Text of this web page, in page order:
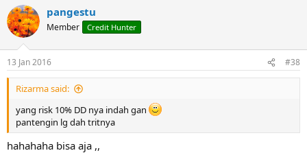
pangestu
Member Credit Hunter
13 Jan 2016 #38
Rizarma said:
yang risk 10% DD nya indah gan
pantengin lg dah tritnya
hahahaha bisa aja ,,